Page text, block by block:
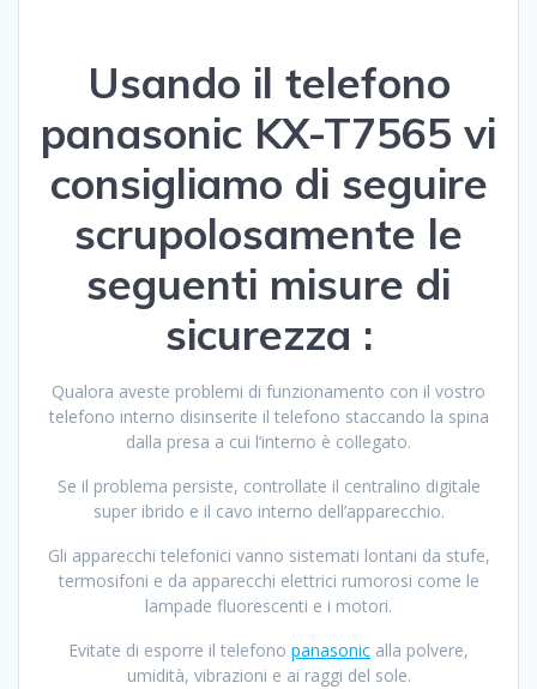
Usando il telefono
panasonic KX-T7565 vi
consigliamo di seguire
scrupolosamente le
seguenti misure di
sicurezza :
Qualora aveste problemi di funzionamento con il vostro
telefono interno disinserite il telefono staccando la spina
dalla presa a cui l’interno è collegato.
Se il problema persiste, controllate il centralino digitale
super ibrido e il cavo interno dell’apparecchio.
Gli apparecchi telefonici vanno sistemati lontani da stufe,
termosifoni e da apparecchi elettrici rumorosi come le
lampade fluorescenti e i motori.
Evitate di esporre il telefono panasonic alla polvere,
umidità, vibrazioni e ai raggi del sole.